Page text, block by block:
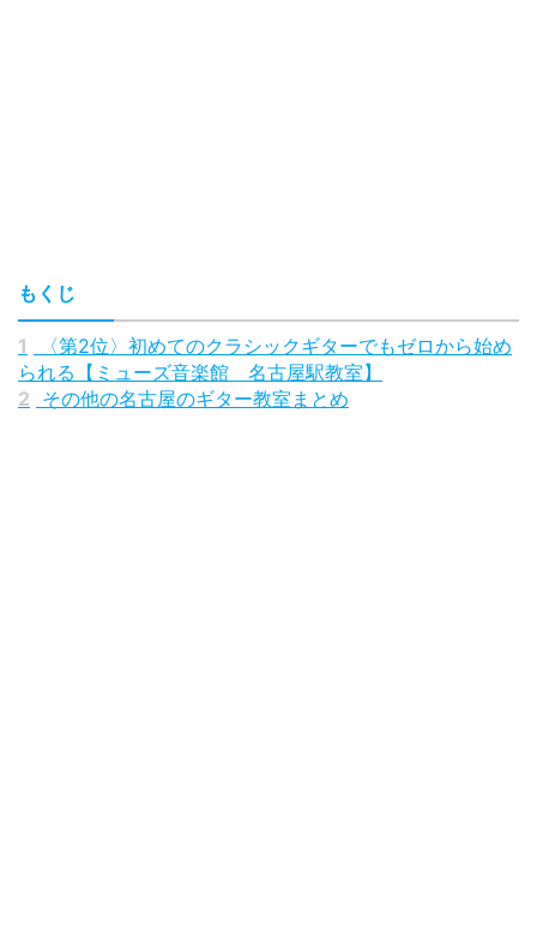
もくじ
1
〈第2位〉初めてのクラシックギターでもゼロから始め
られる【ミューズ音楽館 名古屋駅教室】
2 その他の名古屋のギター教室まとめ